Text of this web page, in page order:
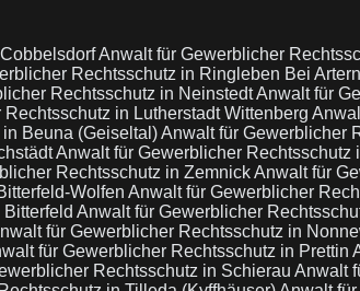
Anwalt für Gewerblicher
Rechtsschutz in Ringleben Bei Artern
Rechtsschutz in NeinstedtAnwalt für
in Lutherstadt Wittenberg
Beuna (Geiseltal)Anwalt für Gewerblicher
Anwalt für Gewerblicher Rechtsschutz
Rechtsschutz in ZemnickAnwalt für
Wolfen Anwalt für Gewerblicher
Anwalt für Gewerblicher
für Gewerblicher Rechtsschutz in
für Gewerblicher Rechtsschutz in Prettin
Rechtsschutz in Schierau Anwalt